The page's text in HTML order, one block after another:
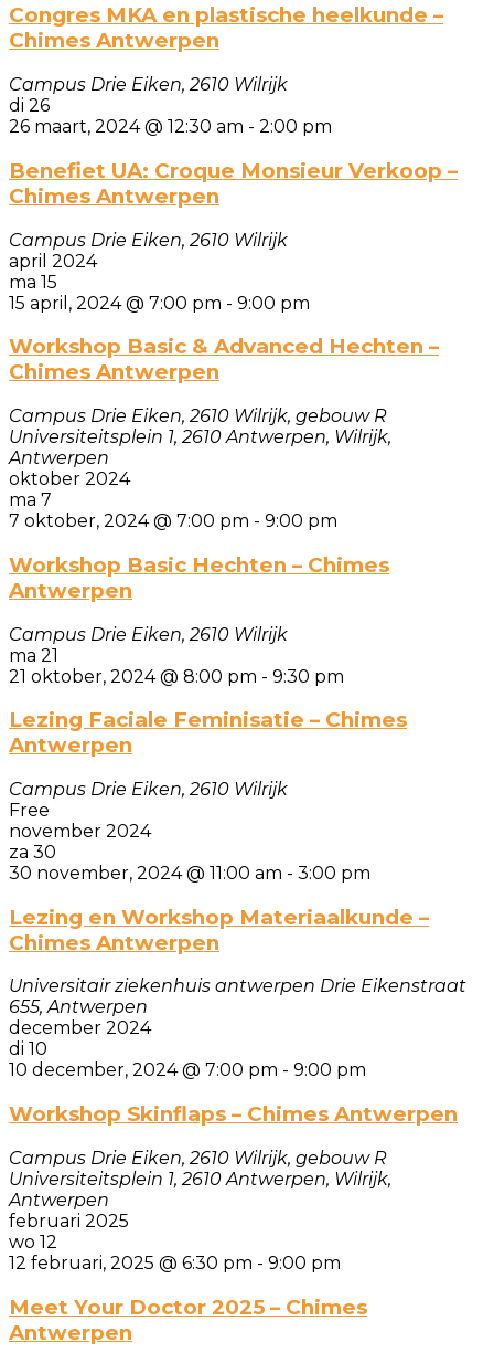
Congres MKA en plastische heelkunde –
Chimes Antwerpen
Campus Drie Eiken, 2610 Wilrijk
di 26
26 maart, 2024 @ 12:30 am - 2:00 pm
Benefiet UA: Croque Monsieur Verkoop –
Chimes Antwerpen
Campus Drie Eiken, 2610 Wilrijk
april 2024
ma 15
15 april, 2024 @ 7:00 pm - 9:00 pm
Workshop Basic & Advanced Hechten –
Chimes Antwerpen
Campus Drie Eiken, 2610 Wilrijk, gebouw R
Universiteitsplein 1, 2610 Antwerpen, Wilrijk,
Antwerpen
oktober 2024
ma 7
7 oktober, 2024 @ 7:00 pm - 9:00 pm
Workshop Basic Hechten – Chimes
Antwerpen
Campus Drie Eiken, 2610 Wilrijk
ma 21
21 oktober, 2024 @ 8:00 pm - 9:30 pm
Lezing Faciale Feminisatie – Chimes
Antwerpen
Campus Drie Eiken, 2610 Wilrijk
Free
november 2024
za 30
30 november, 2024 @ 11:00 am - 3:00 pm
Lezing en Workshop Materiaalkunde –
Chimes Antwerpen
Universitair ziekenhuis antwerpen Drie Eikenstraat
655, Antwerpen
december 2024
di 10
10 december, 2024 @ 7:00 pm - 9:00 pm
Workshop Skinflaps – Chimes Antwerpen
Campus Drie Eiken, 2610 Wilrijk, gebouw R
Universiteitsplein 1, 2610 Antwerpen, Wilrijk,
Antwerpen
februari 2025
wo 12
12 februari, 2025 @ 6:30 pm - 9:00 pm
Meet Your Doctor 2025 – Chimes
Antwerpen